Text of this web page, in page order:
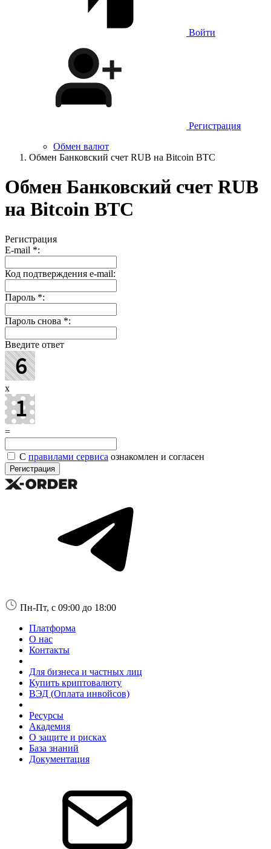
Войти
Регистрация
Обмен валют
Обмен Банковский счет RUB на Bitcoin BTC
Обмен Банковский счет RUB
на Bitcoin BTC
Регистрация
E-mail *:
Код подтверждения e-mail:
Пароль *:
Пароль снова *:
Введите ответ
x
=
С правилами сервиса ознакомлен и согласен
Пн-Пт, с 09:00 до 18:00
Платформа
О нас
Контакты
Для бизнеса и частных лиц
Купить криптовалюту
ВЭД (Оплата инвойсов)
Ресурсы
Академия
О защите и рисках
База знаний
Документация